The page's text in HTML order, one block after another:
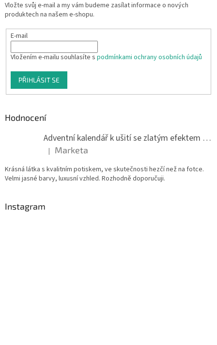
Vložte svůj e-mail a my vám budeme zasílat informace o nových
produktech na našem e-shopu.
E-mail
Vložením e-mailu souhlasíte s podmínkami ochrany osobních údajů
PŘIHLÁSIT SE
Hodnocení
Adventní kalendář k ušití se zlatým efektem 042Q
Hodnocení produktu je 5 z 5 hvězdiček.
| Marketa
Krásná látka s kvalitním potiskem, ve skutečnosti hezčí než na fotce.
Velmi jasné barvy, luxusní vzhled. Rozhodně doporučuji.
Instagram